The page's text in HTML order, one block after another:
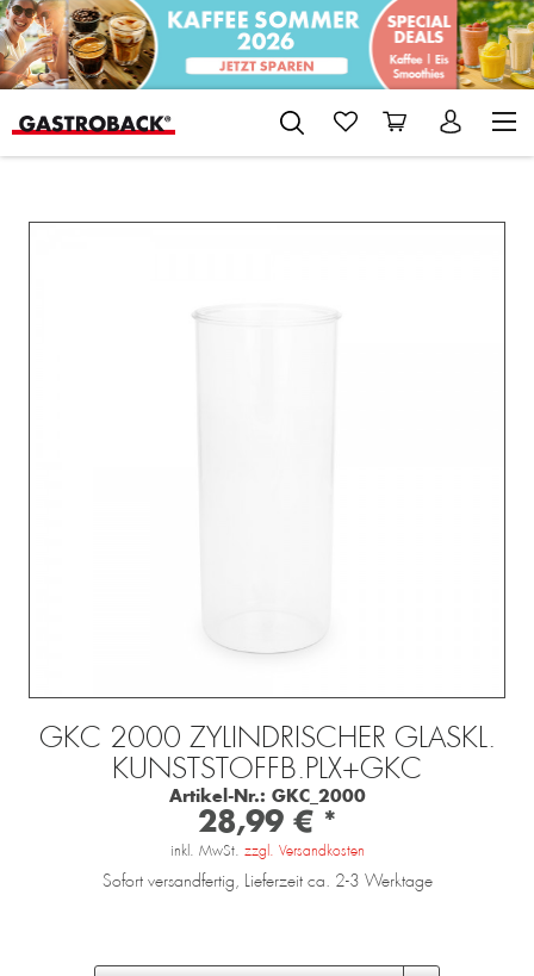
GKC 2000 ZYLINDRISCHER GLASKL.
KUNSTSTOFFB.PLX+GKC
Artikel-Nr.: GKC_2000
28,99 € *
inkl. MwSt. zzgl. Versandkosten
Sofort versandfertig, Lieferzeit ca. 2-3 Werktage